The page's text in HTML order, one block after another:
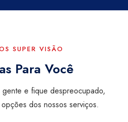
SUPER VISÃO
Para Você
gente e fique despreocupado,
dos nossos serviços.